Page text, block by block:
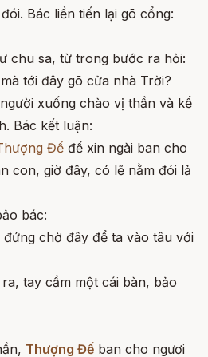
Bác liền tiến lại gõ cổng:
chu sa, từ trong bước ra hỏi:
tới đây gõ cửa nhà Trời?
xuống chào vị thần và kể
Bác kết luận:
Đế để xin ngài ban cho
con, giờ đây, có lẽ nằm đói lả
bác:
chờ đây để ta vào tâu với
tay cầm một cái bàn, bảo
Thượng Đế ban cho ngươi